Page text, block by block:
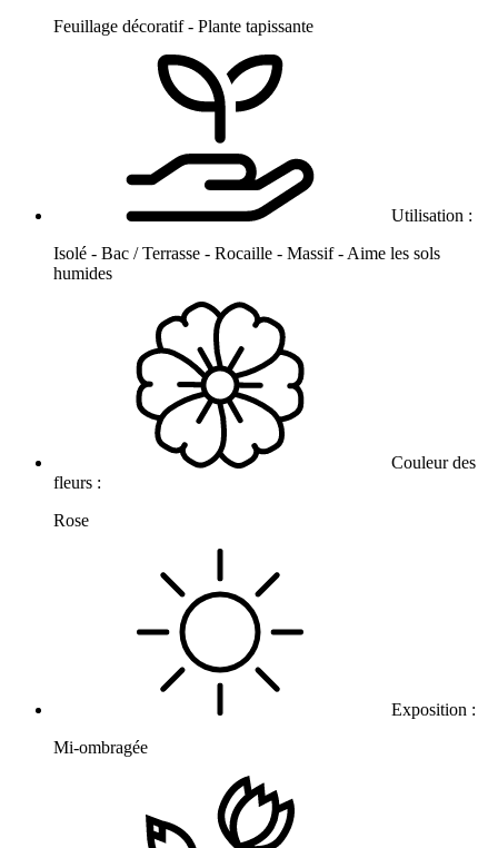
Feuillage décoratif - Plante tapissante
Utilisation :
Isolé - Bac / Terrasse - Rocaille - Massif - Aime les sols
humides
Couleur des
fleurs :
Rose
Exposition :
Mi-ombragée